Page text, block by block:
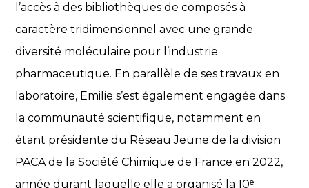
l’accès à des bibliothèques de composés à
caractère tridimensionnel avec une grande
diversité moléculaire pour l’industrie
pharmaceutique. En parallèle de ses travaux en
laboratoire, Emilie s’est également engagée dans
la communauté scientifique, notamment en
étant présidente du Réseau Jeune de la division
PACA de la Société Chimique de France en 2022,
année durant laquelle elle a organisé la 10ᵉ